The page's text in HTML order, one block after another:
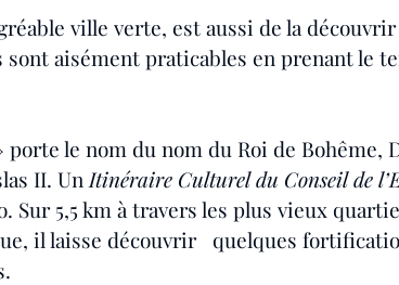
ville verte, est aussi de la
aisément praticables en prenant le
porte le nom du nom du Roi de Bohême,
II. Un Itinéraire Culturel du Conseil de
Sur 5,5 km à travers les plus vieux
il laisse découvrir   quelques